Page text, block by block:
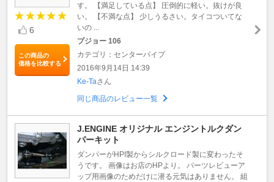
6
この商品の
価格を比較する
す。 【満足している点】 圧倒的に軽い。抜けが良
い。 【不満な点】 少しうるさい。タイコついてな
いの ...
プジョー 106
カテゴリ：センターパイプ
2016年9月14日 14:39
Ke-Taさん
同じ商品のレビュー一覧
J.ENGINE オリジナル エンジントルクダン
パーキット
ダンパーがHPI製からシルクロード製に変わったそ
うです。 画像はお店のHPより。 パーツレビューア
ップ用画像のためだけに潜る元気はありません。 組